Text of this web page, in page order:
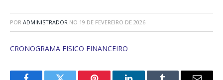
POR ADMINISTRADOR NO 19 DE FEVEREIRO DE 2026
CRONOGRAMA FISICO FINANCEIRO